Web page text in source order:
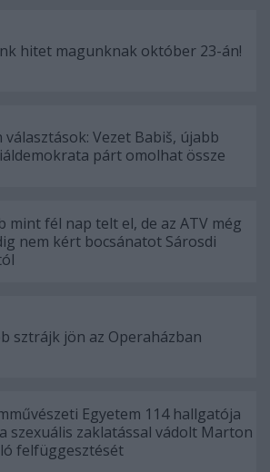
hitet magunknak október 23-án!
választások: Vezet Babiš, újabb
párt omolhat össze
mint fél nap telt el, de az ATV még
nem kért bocsánatot Sárosdi
sztrájk jön az Operaházban
Egyetem 114 hallgatója
szexuális zaklatással vádolt Marton
felfüggesztését